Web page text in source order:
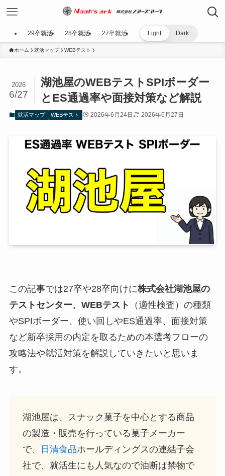
29卒就活 28卒就活 27卒就活 Light Dark
ホーム 就活マップ WEBテスト
湖池屋のWEBテストSPIボーダー
とES通過率や面接対策など解説
2026
6/27
就活マップ WEBテスト 2026年6月24日 2026年6月27日
この記事では27卒や28卒向けに株式会社湖池屋の
テストセンター、WEBテスト
（適性検査）の種類
やSPIボーダー、使い回しやES通過率、面接対策
など新卒採用の内定を取るための本選考フローの
攻略法や就活対策を解説していきたいと思いま
す。
湖池屋は、スナック菓子を中心とする商品
の製造・販売を行っている菓子メーカー
で、
日清食品ホールディングスの連結子会
社で、就活生にも人気なので油断は禁物で